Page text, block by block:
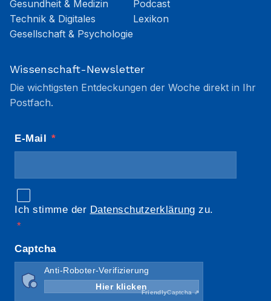
Gesundheit & Medizin
Technik & Digitales
Gesellschaft & Psychologie
Podcast
Lexikon
Wissenschaft-Newsletter
Die wichtigsten Entdeckungen der Woche direkt in Ihr
Postfach.